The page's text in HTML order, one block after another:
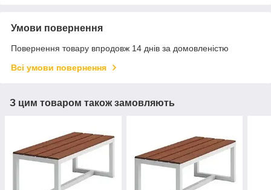
Умови повернення
Повернення товару впродовж 14 днів за домовленістю
Всі умови повернення
З цим товаром також замовляють